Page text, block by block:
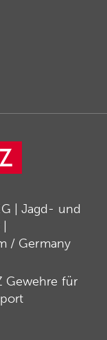
| Jagd- und
/ Germany
Gewehre für